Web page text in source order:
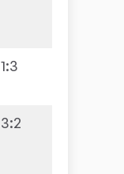
1:3
3:2